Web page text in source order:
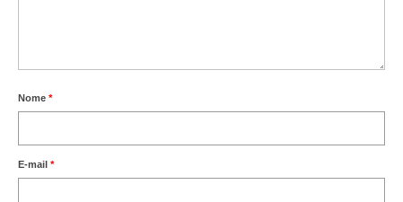
Nome *
E-mail *